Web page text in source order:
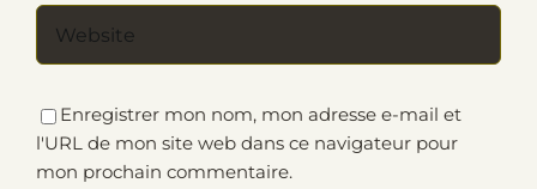
Enregistrer mon nom, mon adresse e-mail et
l'URL de mon site web dans ce navigateur pour
mon prochain commentaire.